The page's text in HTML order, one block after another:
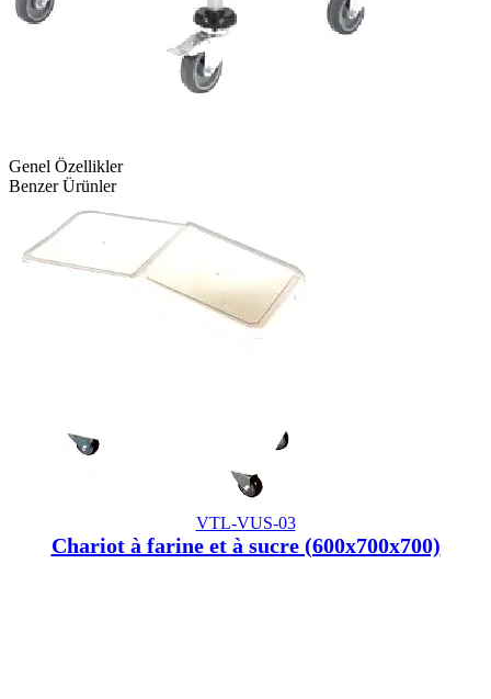
Genel Özellikler
Benzer Ürünler
VTL-VUS-03
Chariot à farine et à sucre (600x700x700)